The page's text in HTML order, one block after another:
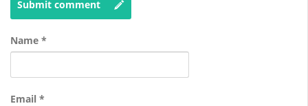
Submit comment
Name *
Email *